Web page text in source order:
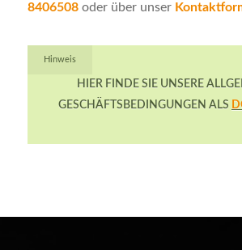
8406508oder über unser
Hinweis
HIER FINDE SIE UNSERE
GESCHÄFTSBEDINGUNGEN ALS